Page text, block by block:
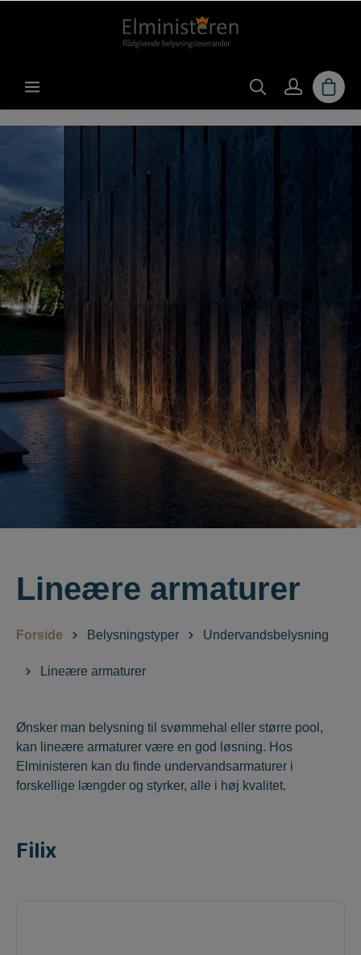
Lineære armaturer
Forside Belysningstyper Undervandsbelysning
Lineære armaturer
Ønsker man belysning til svømmehal eller større pool,
kan lineære armaturer være en god løsning. Hos
Elministeren kan du finde undervandsarmaturer i
forskellige længder og styrker, alle i høj kvalitet.
Filix